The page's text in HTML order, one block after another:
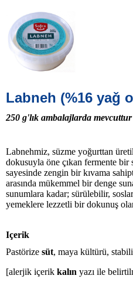
Labneh (%16 yaǧ
250 g'lık ambalajlarda mevcuttur
Labnehmiz, süzme yoğurttan
dokusuyla öne çıkan fermente
sayesinde zengin bir kıvama
arasında mükemmel bir denge
sunumlara kadar; sürülebilir,
yemeklere lezzetli bir dokunuş
Içerik
Pastörize süt, maya kültürü,
[alerjik içerik kalın yazı ile